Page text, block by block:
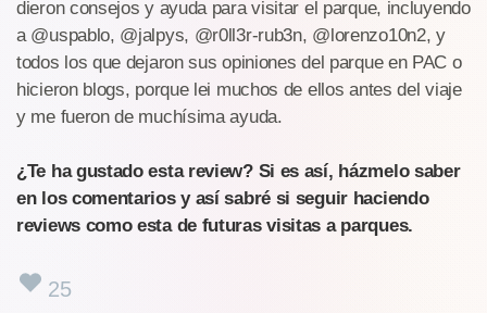
dieron consejos y ayuda para visitar el parque, incluyendo
a @uspablo, @jalpys, @r0ll3r-rub3n, @lorenzo10n2, y
todos los que dejaron sus opiniones del parque en PAC o
hicieron blogs, porque lei muchos de ellos antes del viaje
y me fueron de muchísima ayuda.
¿Te ha gustado esta review? Si es así, házmelo saber
en los comentarios y así sabré si seguir haciendo
reviews como esta de futuras visitas a parques.
25